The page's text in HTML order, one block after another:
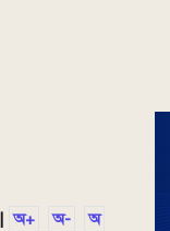
অ+ অ- অ